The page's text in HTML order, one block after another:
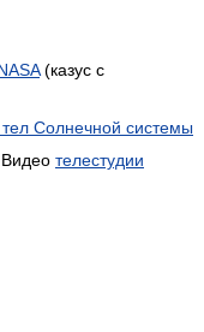
(казус с
Солнечной системы
Видео телестудии